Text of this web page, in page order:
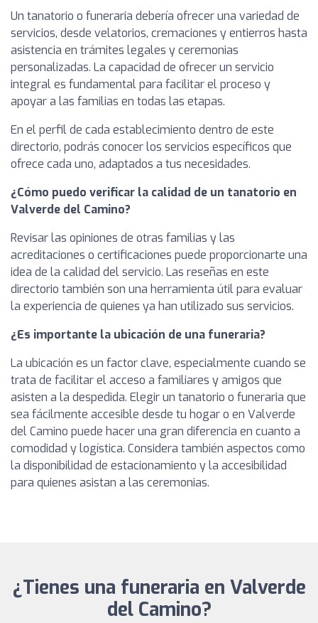
Un tanatorio o funeraria debería ofrecer una variedad de
servicios, desde velatorios, cremaciones y entierros hasta
asistencia en trámites legales y ceremonias
personalizadas. La capacidad de ofrecer un servicio
integral es fundamental para facilitar el proceso y
apoyar a las familias en todas las etapas.
En el perfil de cada establecimiento dentro de este
directorio, podrás conocer los servicios específicos que
ofrece cada uno, adaptados a tus necesidades.
¿Cómo puedo verificar la calidad de un tanatorio en
Valverde del Camino?
Revisar las opiniones de otras familias y las
acreditaciones o certificaciones puede proporcionarte una
idea de la calidad del servicio. Las reseñas en este
directorio también son una herramienta útil para evaluar
la experiencia de quienes ya han utilizado sus servicios.
¿Es importante la ubicación de una funeraria?
La ubicación es un factor clave, especialmente cuando se
trata de facilitar el acceso a familiares y amigos que
asisten a la despedida. Elegir un tanatorio o funeraria que
sea fácilmente accesible desde tu hogar o en Valverde
del Camino puede hacer una gran diferencia en cuanto a
comodidad y logística. Considera también aspectos como
la disponibilidad de estacionamiento y la accesibilidad
para quienes asistan a las ceremonias.
¿Tienes una funeraria en Valverde
del Camino?